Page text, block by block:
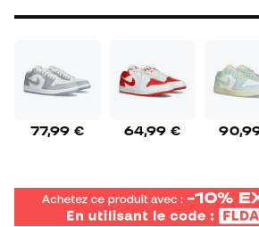
77,99 € 64,99 €